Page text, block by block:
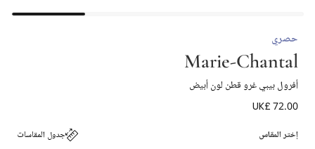
حصري
Marie-Chantal
أفرول بيبي غرو قطن لون أبيض
UK£ 72.00
إختر المقاس جدول المقاسات